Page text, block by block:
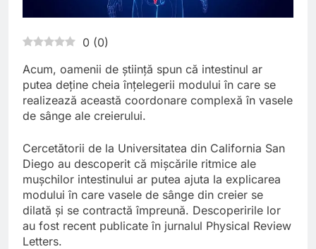
0 (0)
Acum, oamenii de știință spun că intestinul ar
putea deține cheia înțelegerii modului în care se
realizează această coordonare complexă în vasele
de sânge ale creierului.
Cercetătorii de la Universitatea din California San
Diego au descoperit că mișcările ritmice ale
mușchilor intestinului ar putea ajuta la explicarea
modului în care vasele de sânge din creier se
dilată și se contractă împreună. Descoperirile lor
au fost recent publicate în jurnalul Physical Review
Letters.